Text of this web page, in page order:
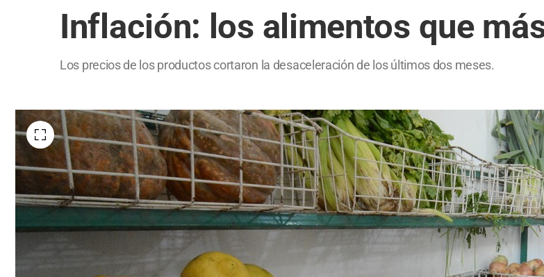
Inflación: los alimentos que
Los precios de los productos cortaron la desaceleración de los últimos dos meses.